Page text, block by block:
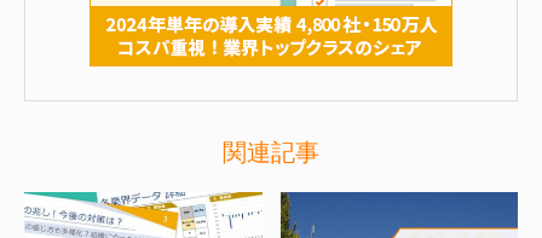
関連記事